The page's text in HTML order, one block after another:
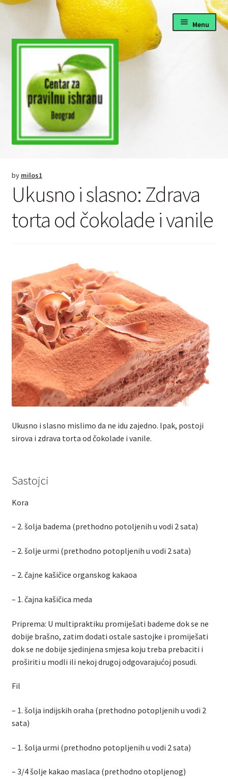
navigation
content
Menu
Fitnes i dijete
Zdrava hrana recepti
by milos1
Ukusno i slasno: Zdrava
torta od čokolade i vanile
Ukusno i slasno mislimo da ne idu zajedno. Ipak, postoji
sirova i zdrava torta od čokolade i vanile.
Sastojci
Kora
– 2. šolja badema (prethodno potoljenih u vodi 2 sata)
– 2. šolje urmi (prethodno potopljenih u vodi 2 sata)
– 2. čajne kašičice organskog kakaoa
– 1. čajna kašičica meda
Priprema: U multipraktiku promiješati bademe dok se ne
dobije brašno, zatim dodati ostale sastojke i promiješati
dok se ne dobije sjedinjena smjesa koju treba prebaciti i
proširiti u modli ili nekoj drugoj odgovarajućoj posudi.
Fil
– 1. šolja indijskih oraha (prethodno potopljenih u vodi 2
sata)
– 1. šolja urmi (prethodno potopljenih u vodi 2 sata)
– 3/4 šolje kakao maslaca (prethodno otopljenog)